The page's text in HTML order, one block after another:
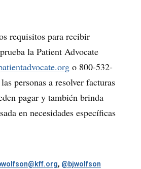
requisitos para recibir
la Patient Advocate
o 800-532-
personas a resolver facturas
pagar y también brinda
en necesidades específicas
, @bjwolfson